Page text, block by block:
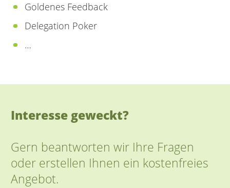
Goldenes Feedback
Delegation Poker
…
Interesse geweckt?
Gern beantworten wir Ihre Fragen
oder erstellen Ihnen ein kostenfreies
Angebot.